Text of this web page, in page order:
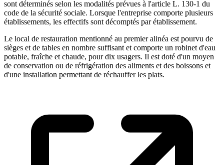
sont déterminés selon les modalités prévues à l'article L. 130-1 du
code de la sécurité sociale. Lorsque l'entreprise comporte plusieurs
établissements, les effectifs sont décomptés par établissement.
Le local de restauration mentionné au premier alinéa est pourvu de
sièges et de tables en nombre suffisant et comporte un robinet d'eau
potable, fraîche et chaude, pour dix usagers. Il est doté d'un moyen
de conservation ou de réfrigération des aliments et des boissons et
d'une installation permettant de réchauffer les plats.